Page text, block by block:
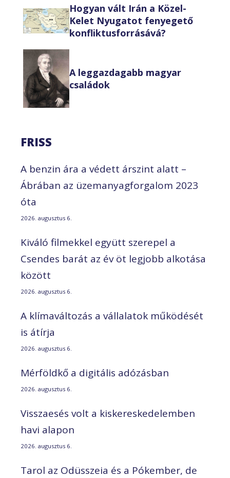
Hogyan vált Irán a Közel-
Kelet Nyugatot fenyegető
konfliktusforrásává?
A leggazdagabb magyar
családok
FRISS
A benzin ára a védett árszint alatt –
Ábrában az üzemanyagforgalom 2023
óta
2026. augusztus 6.
Kiváló filmekkel együtt szerepel a
Csendes barát az év öt legjobb alkotása
között
2026. augusztus 6.
A klímaváltozás a vállalatok működését
is átírja
2026. augusztus 6.
Mérföldkő a digitális adózásban
2026. augusztus 6.
Visszaesés volt a kiskereskedelemben
havi alapon
2026. augusztus 6.
Tarol az Odüsszeia és a Pókember, de